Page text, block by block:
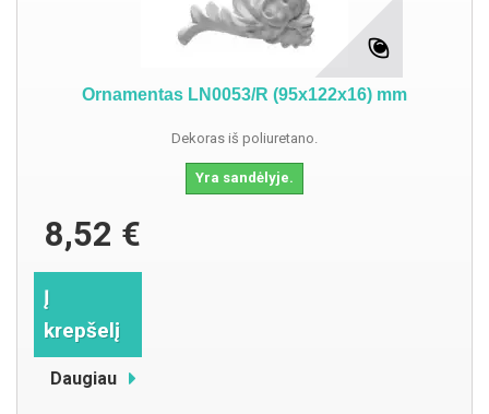
Ornamentas LN0053/R (95x122x16) mm
Dekoras iš poliuretano.
Yra sandėlyje.
8,52 €
Į
krepšelį
Daugiau